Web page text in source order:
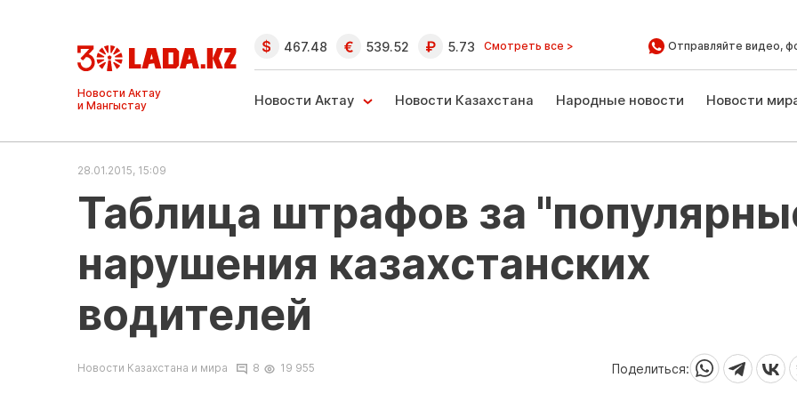
Ақтау және
Манғыстау
жаңалықтары
467.48 539.52 5.73 Смотреть все > Отправляйте видео,
Новости Актау Новости Казахстана Народные новости Новости
28.01.2015, 15:09
Таблица штрафов за
нарушения казахстанских
водителей
Новости Казахстана и мира 8 19 955 Поделиться: